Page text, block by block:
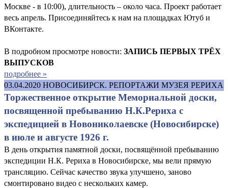
Москве - в 10:00), длительность – около часа. Проект работает
весь апрель. Присоединяйтесь к нам на площадках Ютуб и
ВКонтакте.
В подробном просмотре новости: ЗАПИСЬ ПЕРВЫХ ТРЁХ
ВЫПУСКОВ
подробнее »
03.04.2020 НОВОСИБИРСК. РЕПОРТАЖИ МУЗЕЯ РЕРИХА
Торжественное открытие Мемориальной доски,
посвященной пребыванию Н.К.Рериха с
экспедицией в Новониколаевске (Новосибирске)
в июле и августе 1926 г.
В день открытия памятной доски, посвящённой пребыванию
экспедиции Н.К. Рериха в Новосибирске, мы вели прямую
трансляцию. Сейчас качество звука улучшено, заново
смонтировано видео с нескольких камер.